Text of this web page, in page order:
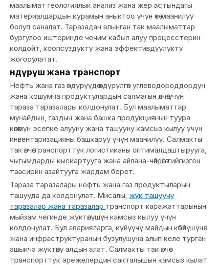
маалымат геологиялык анализ жана жер астындагы
материалдардын курамын аныктоо үчүн өтө маанилүү
болуп саналат. Таразадан алынган так маалыматтар
бургулоо иштеринде чечим кабыл алуу процесстерин
колдойт, коопсуздукту жана эффективдүүлүктү
жогорулатат.
Өндүрүш жана транспорт
Нефть жана газ өндүрүүдө өндүрүлгөн углеводороддордун
жана кошумча продуктулардын салмагын өлчөө үчүн
тараза таразалары колдонулат. Бул маалыматтар
мунайдын, газдын жана башка продукциянын туура
көлөмүн эсепке алууну жана ташууну камсыз кылуу үчүн
инвентаризацияны башкаруу үчүн маанилүү. Салмакты
так өлчөө транспорттук логистиканы оптималдаштырууга,
чыгымдарды кыскартууга жана айлана-чөйрөгө тийгизген
таасирин азайтууга жардам берет.
Тараза таразалары нефть жана газ продуктыларын
ташууда да колдонулат. Мисалы, жүк ташуучу
таразалар жана таразалар транспорт каражаттарынын
мыйзам чегинде жүктөлүшүн камсыз кылуу үчүн
колдонулат. Бул аварияларга, күйүүчү майдын көбөйүшүнө
жана инфраструктуранын бузулушуна алып келе турган
ашыкча жүктөөнү алдын алат. Салмакты так өлчөө
транспорттук эрежелердин сакталышын камсыз кылат